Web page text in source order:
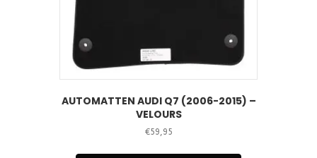
AUTOMATTEN AUDI Q7 (2006-2015) –
VELOURS
€59,95